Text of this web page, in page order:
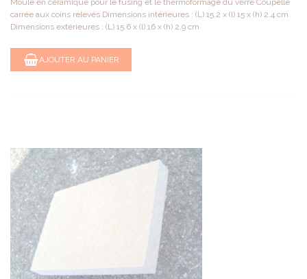
Moule en céramique pour le fusing et le thermoformage du verre Coupelle
carrée aux coins relevés Dimensions intérieures : (L) 15.2 x (l) 15 x (h) 2.4 cm
Dimensions extérieures : (L) 15.6 x (l) 16 x (h) 2.9 cm
AJOUTER AU PANIER